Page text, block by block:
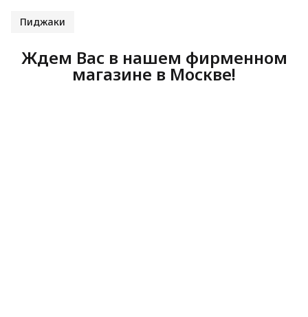
Пиджаки
Ждем Вас в нашем фирменном
магазине в Москве!